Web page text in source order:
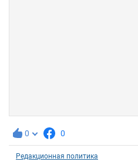
0 0
Редакционная политика